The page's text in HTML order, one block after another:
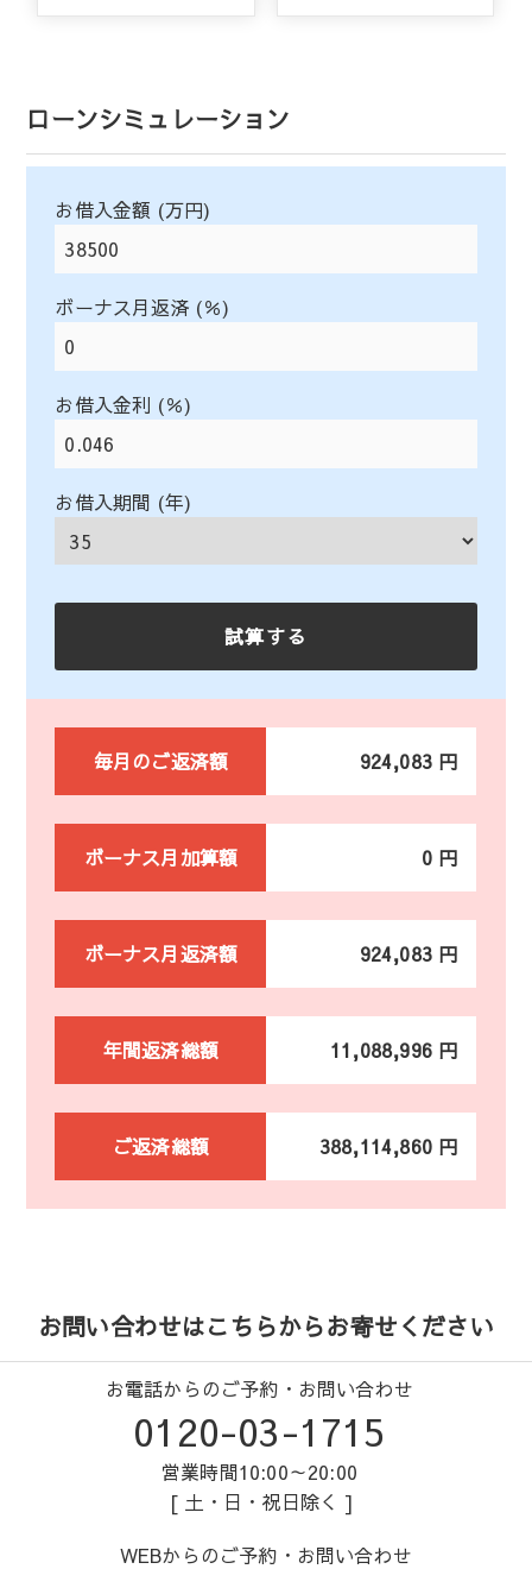
ローンシミュレーション
お借入金額 (万円)
ボーナス月返済 (％)
お借入金利 (％)
お借入期間 (年)
毎月のご返済額 924,083 円
ボーナス月加算額 0 円
ボーナス月返済額 924,083 円
年間返済総額 11,088,996 円
ご返済総額 388,114,860 円
お問い合わせはこちらからお寄せください
お電話からのご予約・お問い合わせ
0120-03-1715
営業時間10:00～20:00
[ 土・日・祝日除く ]
WEBからのご予約・お問い合わせ